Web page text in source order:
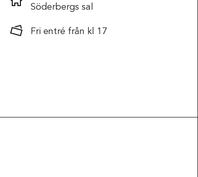
Söderbergs sal
Fri entré från kl 17